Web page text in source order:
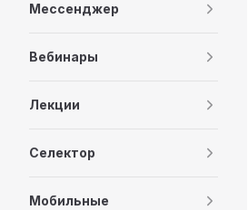
Мессенджер
Вебинары
Лекции
Селектор
Мобильные